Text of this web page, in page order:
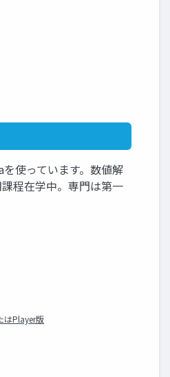
使っています。数値解
程在学中。専門は第一
はPlayer版